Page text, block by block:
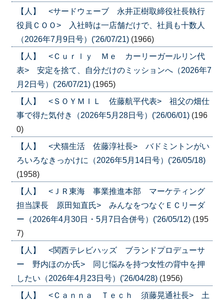
【人】 <サードウェーブ 永井正樹取締役社長執行
役員ＣＯＯ> 入社時は一店舗だけで、社員も十数人
（2026年7月9日号）('26/07/21) (1966)
【人】 <Ｃｕｒｌｙ Ｍｅ カーリーガールリン代
表> 安定を捨て、自分だけのミッションへ（2026年7
月2日号）('26/07/21) (1965)
【人】 <ＳＯＹＭＩＬ 佐藤航平代表> 祖父の畑仕
事で得た気付き（2026年5月28日号）('26/06/01) (196
0)
【人】 <犬猫生活 佐藤淳社長> バドミントンがい
ろいろなきっかけに（2026年5月14日号）('26/05/18)
(1958)
【人】 <ＪＲ東海 事業推進本部 マーケティング
担当課長 原田知直氏> みんなをつなぐＥＣリーダ
ー（2026年4月30日・5月7日合併号）('26/05/12) (195
7)
【人】 <関西テレビハッズ ブランドプロデューサ
ー 野内ほのか氏> 同じ悩みを持つ女性の背中を押
したい（2026年4月23日号）('26/04/28) (1956)
【人】 <Ｃａｎｎａ Ｔｅｃｈ 須藤晃通社長> 土